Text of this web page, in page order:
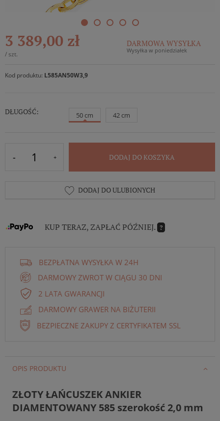
3 389,00 zł
/ szt.
DARMOWA WYSYŁKA
Wysyłka w poniedziałek
Kod produktu: L585AN50W3,9
DŁUGOŚĆ: 50 cm 42 cm
DODAJ DO KOSZYKA
DODAJ DO ULUBIONYCH
KUP TERAZ, ZAPŁAĆ PÓŹNIEJ. ?
BEZPŁATNA WYSYŁKA W 24H
DARMOWY ZWROT W CIĄGU 30 DNI
2 LATA GWARANCJI
DARMOWY GRAWER NA BIŻUTERII
BEZPIECZNE ZAKUPY Z CERTYFIKATEM SSL
OPIS PRODUKTU
ZŁOTY ŁAŃCUSZEK ANKIER
DIAMENTOWANY 585 szerokość 2,0 mm